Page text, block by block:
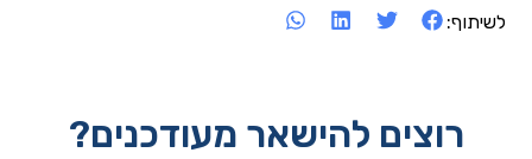
לשיתוף:
רוצים להישאר מעודכנים?